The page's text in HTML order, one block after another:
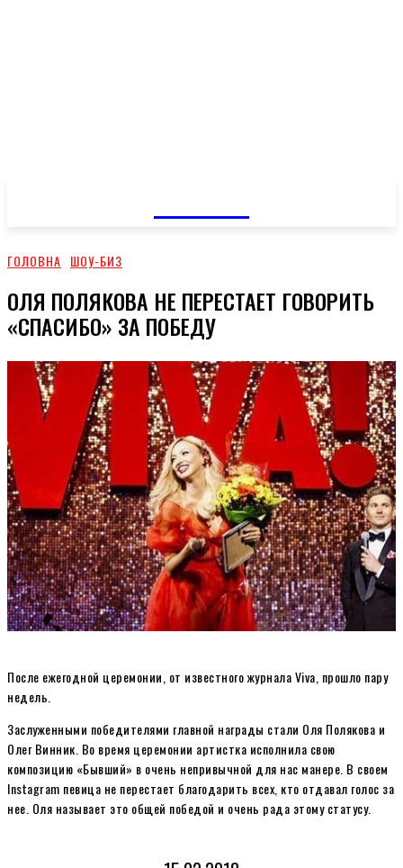
ГОЛОВНА ШОУ-БИЗ
ОЛЯ ПОЛЯКОВА НЕ ПЕРЕСТАЕТ ГОВОРИТЬ
«СПАСИБО» ЗА ПОБЕДУ
После ежегодной церемонии, от известного журнала Viva, прошло пару
недель.
Заслуженными победителями главной награды стали Оля Полякова и
Олег Винник. Во время церемонии артистка исполнила свою
композицию «Бывший» в очень непривычной для нас манере. В своем
Instagram певица не перестает благодарить всех, кто отдавал голос за
нее. Оля называет это общей победой и очень рада этому статусу.